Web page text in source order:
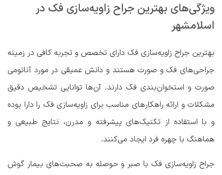
ویژگی‌های بهترین جراح زاویه‌سازی فک در
اسلامشهر
بهترین جراح زاویه‌سازی فک دارای تخصص و تجربه کافی در زمینه
جراحی‌های فک و صورت هستند و دانش عمیقی در مورد آناتومی
صورت و استخوان‌بندی فک دارند. آن‌ها توانایی تشخیص دقیق
مشکلات و ارائه راهکارهای مناسب برای زاویه‌سازی فک را دارا بوده
و با استفاده از تکنیک‌های پیشرفته و مدرن، نتایج طبیعی و
هماهنگ با چهره فرد ایجاد می‌کنند.
جراح زاویه‌سازی فک با صبر و حوصله به صحبت‌های بیمار گوش